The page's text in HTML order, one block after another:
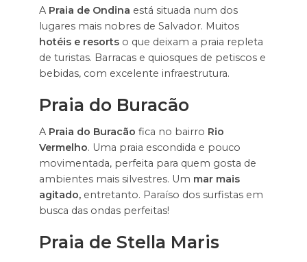
A Praia de Ondina está situada num dos
lugares mais nobres de Salvador. Muitos
hotéis e resortso que deixam a praia repleta
de turistas. Barracas e quiosques de petiscos e
bebidas, com excelente infraestrutura.
Praia do Buracão
A Praia do Buracão fica no bairro Rio
Vermelho. Uma praia escondida e pouco
movimentada, perfeita para quem gosta de
ambientes mais silvestres. Um mar mais
agitado,entretanto. Paraíso dos surfistas em
busca das ondas perfeitas!
Praia de Stella Maris